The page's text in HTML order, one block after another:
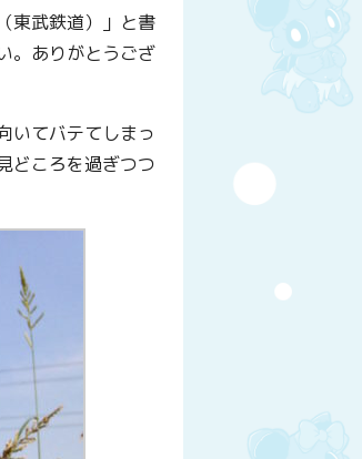
東武鉄道）」と書
。ありがとうござ
いてバテてしまっ
どころを過ぎつつ